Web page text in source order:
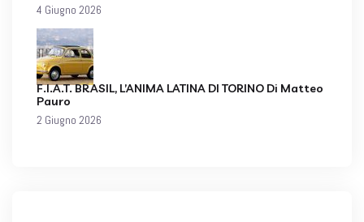
4 Giugno 2026
F.I.A.T. BRASIL, L’ANIMA LATINA DI TORINO Di Matteo
Pauro
2 Giugno 2026